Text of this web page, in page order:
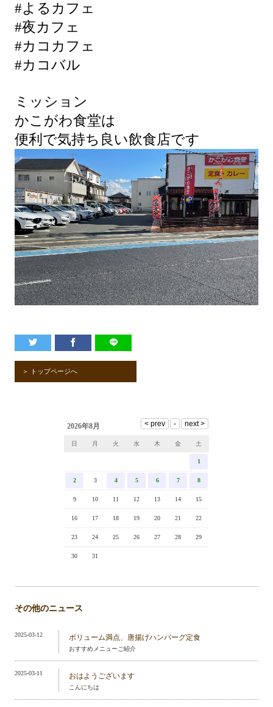
#よるカフェ
#夜カフェ
#カコカフェ
#カコバル
ミッション
かこがわ食堂は
便利で気持ち良い飲食店です
＞ トップページへ
2026年8月
日 月 火 水 木 金 土
1
2 3 4 5 6 7 8
9 10 11 12 13 14 15
16 17 18 19 20 21 22
23 24 25 26 27 28 29
30 31
その他のニュース
2025-03-12 ボリューム満点、唐揚げハンバーグ定食
おすすめメニューご紹介
2025-03-11 おはようございます
こんにちは